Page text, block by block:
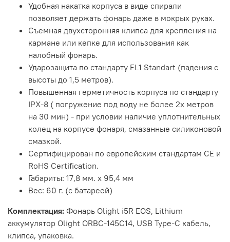
Удобная накатка корпуса в виде спирали
позволяет держать фонарь даже в мокрых руках.
Съемная двухсторонняя клипса для крепления на
кармане или кепке для использования как
налобный фонарь.
Ударозащита по стандарту FL1 Standart (падения с
высоты до 1,5 метров).
Повышенная герметичность корпуса по стандарту
IPX-8 ( погружение под воду не более 2х метров
на 30 мин) - при условии наличие уплотнительных
колец на корпусе фонаря, смазанные силиконовой
смазкой.
Сертифицирован по европейским стандартам CE и
RoHS Certification.
Габариты: 17,8 мм. x 95,4 мм
Вес: 60 г. (с батареей)
Комплектация: Фонарь Olight i5R EOS, Lithium
аккумулятор Olight ORBC-145C14, USB Type-C кабель,
клипса, упаковка.